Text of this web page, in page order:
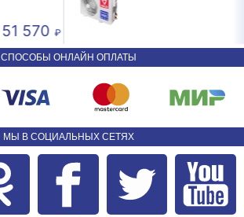
СПОСОБЫ ОНЛАЙН ОПЛАТЫ
МЫ В СОЦИАЛЬНЫХ СЕТЯХ